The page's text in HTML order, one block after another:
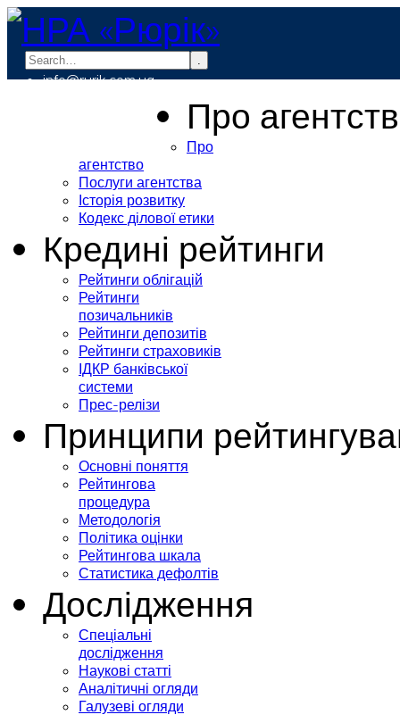
.
info@rurik.com.ua
Про
Про
агентство
Послуги агентства
Історія розвитку
Кодекс ділової етики
Кредині рейтинги
Рейтинги облігацій
Рейтинги
позичальників
Рейтинги депозитів
Рейтинги страховиків
ІДКР банківської
системи
Прес-релізи
Принципи
Основні поняття
Рейтингова
процедура
Методологія
Політика оцінки
Рейтингова шкала
Статистика дефолтів
Дослідження
Спеціальні
дослідження
Наукові статті
Аналітичні огляди
Галузеві огляди